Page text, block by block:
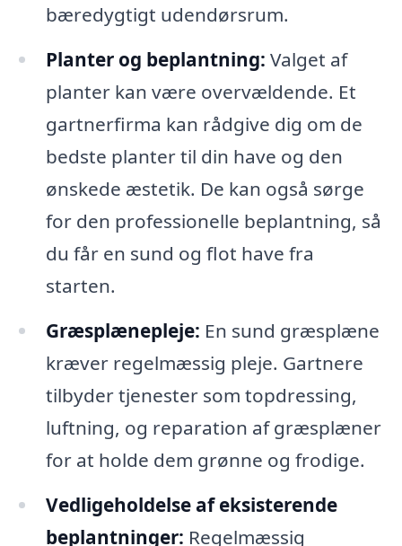
bæredygtigt udendørsrum.
Planter og beplantning: Valget af
planter kan være overvældende. Et
gartnerfirma kan rådgive dig om de
bedste planter til din have og den
ønskede æstetik. De kan også sørge
for den professionelle beplantning, så
du får en sund og flot have fra
starten.
Græsplænepleje: En sund græsplæne
kræver regelmæssig pleje. Gartnere
tilbyder tjenester som topdressing,
luftning, og reparation af græsplæner
for at holde dem grønne og frodige.
Vedligeholdelse af eksisterende
beplantninger: Regelmæssig